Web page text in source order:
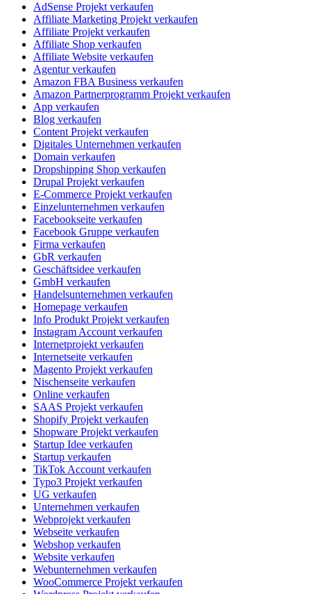
AdSense Projekt verkaufen
Affiliate Marketing Projekt verkaufen
Affiliate Projekt verkaufen
Affiliate Shop verkaufen
Affiliate Website verkaufen
Agentur verkaufen
Amazon FBA Business verkaufen
Amazon Partnerprogramm Projekt verkaufen
App verkaufen
Blog verkaufen
Content Projekt verkaufen
Digitales Unternehmen verkaufen
Domain verkaufen
Dropshipping Shop verkaufen
Drupal Projekt verkaufen
E-Commerce Projekt verkaufen
Einzelunternehmen verkaufen
Facebookseite verkaufen
Facebook Gruppe verkaufen
Firma verkaufen
GbR verkaufen
Geschäftsidee verkaufen
GmbH verkaufen
Handelsunternehmen verkaufen
Homepage verkaufen
Info Produkt Projekt verkaufen
Instagram Account verkaufen
Internetprojekt verkaufen
Internetseite verkaufen
Magento Projekt verkaufen
Nischenseite verkaufen
Online verkaufen
SAAS Projekt verkaufen
Shopify Projekt verkaufen
Shopware Projekt verkaufen
Startup Idee verkaufen
Startup verkaufen
TikTok Account verkaufen
Typo3 Projekt verkaufen
UG verkaufen
Unternehmen verkaufen
Webprojekt verkaufen
Webseite verkaufen
Webshop verkaufen
Website verkaufen
Webunternehmen verkaufen
WooCommerce Projekt verkaufen